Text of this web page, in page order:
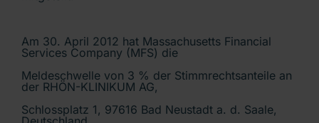
Am 30. April 2012 hat Massachusetts Financial
Services Company (MFS) die
Meldeschwelle von 3 % der Stimmrechtsanteile an
der RHÖN-KLINIKUM AG,
Schlossplatz 1, 97616 Bad Neustadt a. d. Saale,